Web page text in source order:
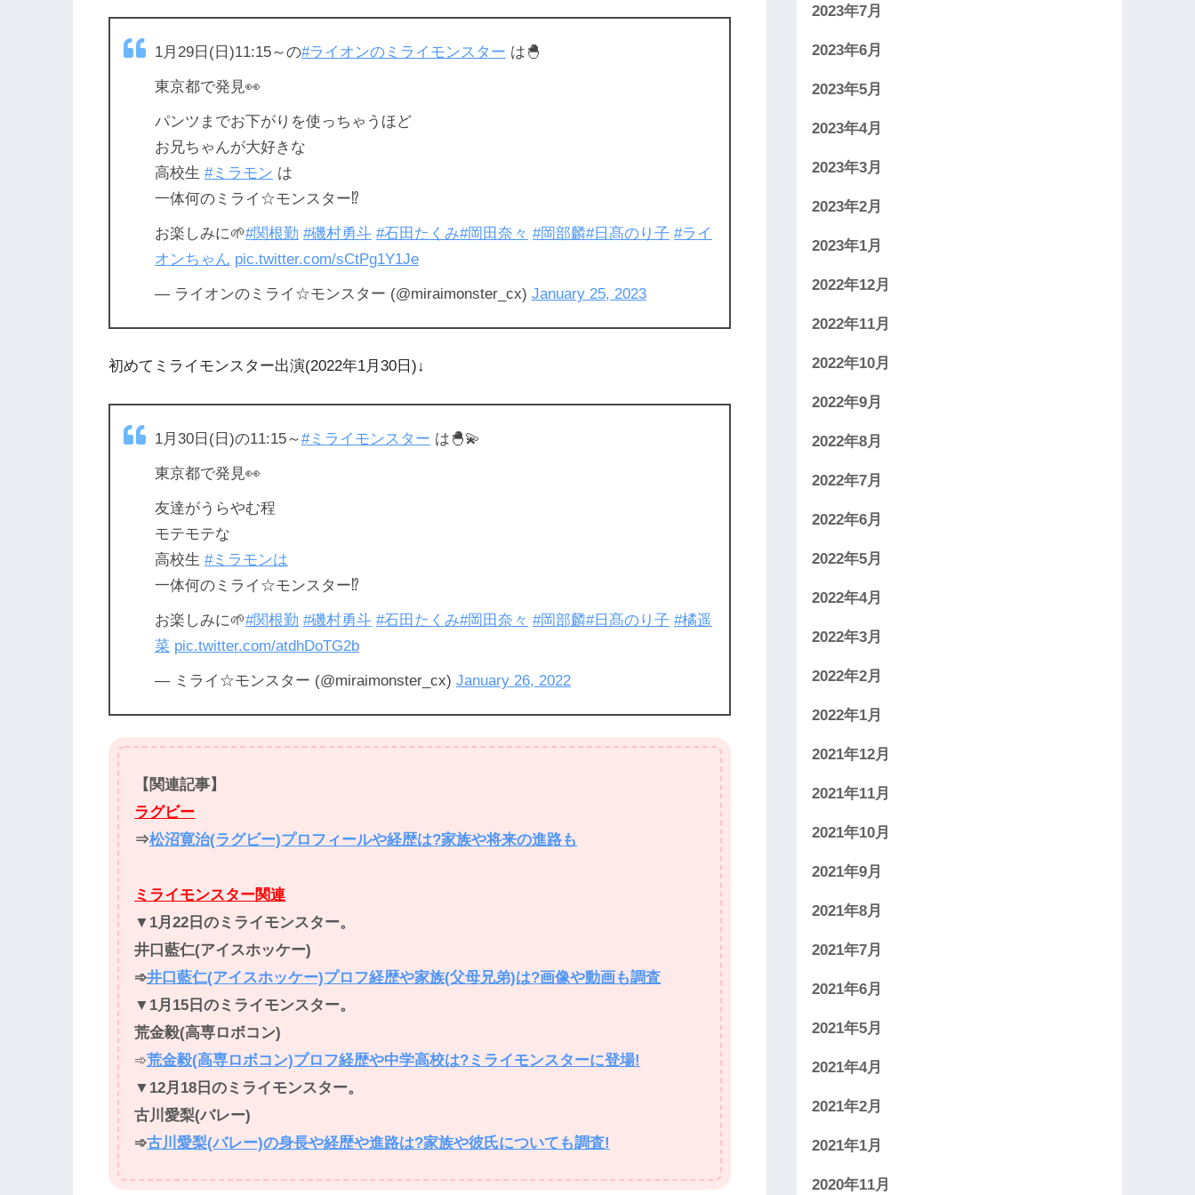
1月29日(日)11:15～の#ライオンのミライモンスター は🐣
東京都で発見👀
パンツまでお下がりを使っちゃうほど
お兄ちゃんが大好きな
高校生 #ミラモン は
一体何のミライ☆モンスター⁉️
お楽しみに🌱#関根勤 #磯村勇斗 #石田たくみ#岡田奈々 #岡部麟#日髙のり子 #ライ
オンちゃん pic.twitter.com/sCtPg1Y1Je
— ライオンのミライ☆モンスター (@miraimonster_cx) January 25, 2023
初めてミライモンスター出演(2022年1月30日)↓
1月30日(日)の11:15～#ミライモンスター は🐣💫
東京都で発見👀
友達がうらやむ程
モテモテな
高校生 #ミラモンは
一体何のミライ☆モンスター⁉️
お楽しみに🌱#関根勤 #磯村勇斗 #石田たくみ#岡田奈々 #岡部麟#日髙のり子 #橘遥
菜 pic.twitter.com/atdhDoTG2b
— ミライ☆モンスター (@miraimonster_cx) January 26, 2022
【関連記事】
ラグビー
⇒松沼寛治(ラグビー)プロフィールや経歴は?家族や将来の進路も
ミライモンスター関連
▼ 1月22日のミライモンスター。
井口藍仁(アイスホッケー)
➾井口藍仁(アイスホッケー)プロフ経歴や家族(父母兄弟)は?画像や動画も調査
▼ 1月15日のミライモンスター。
荒金毅(高専ロボコン)
➾荒金毅(高専ロボコン)プロフ経歴や中学高校は?ミライモンスターに登場!
▼ 12月18日のミライモンスター。
古川愛梨(バレー)
➾古川愛梨(バレー)の身長や経歴や進路は?家族や彼氏についても調査!
2023年7月
2023年6月
2023年5月
2023年4月
2023年3月
2023年2月
2023年1月
2022年12月
2022年11月
2022年10月
2022年9月
2022年8月
2022年7月
2022年6月
2022年5月
2022年4月
2022年3月
2022年2月
2022年1月
2021年12月
2021年11月
2021年10月
2021年9月
2021年8月
2021年7月
2021年6月
2021年5月
2021年4月
2021年2月
2021年1月
2020年11月